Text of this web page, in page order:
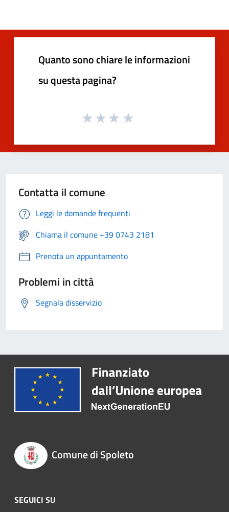
Quanto sono chiare le informazioni
su questa pagina?
Contatta il comune
Leggi le domande frequenti
Chiama il comune +39 0743 2181
Prenota un appuntamento
Problemi in città
Segnala disservizio
Comune di Spoleto
SEGUICI SU